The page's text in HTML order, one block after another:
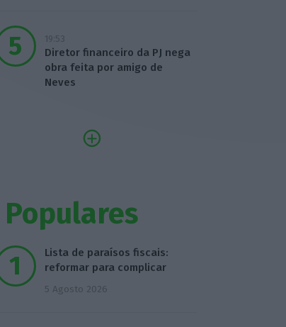
19:53
Diretor financeiro da PJ nega
obra feita por amigo de
Neves
Populares
Lista de paraísos fiscais:
reformar para complicar
5 Agosto 2026